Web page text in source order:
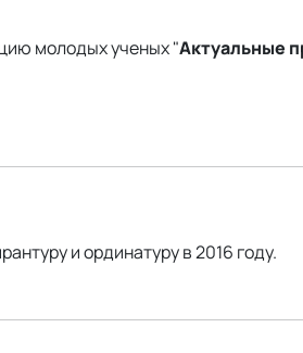
молодых ученых "Актуальные
и ординатуру в 2016 году.